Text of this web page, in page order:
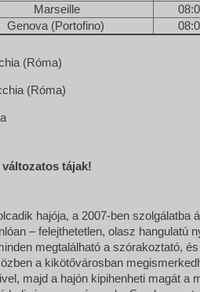
Marseille
Genova (Portofino)
(Róma)
(Róma)
tájak!
hajója, a 2007-ben szolgálatba
– felejthetetlen, olasz hangulatú
megtalálható a szórakoztató,
a kikötővárosban
majd a hajón kipihenheti magát a